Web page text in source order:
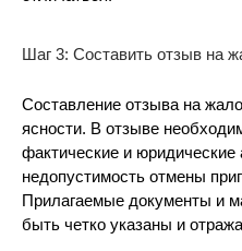
Шаг 3: Составить отзыв на
Составление отзыва на
ясности. В отзыве
фактические и
недопустимость отмены
Прилагаемые документы и
быть четко указаны и